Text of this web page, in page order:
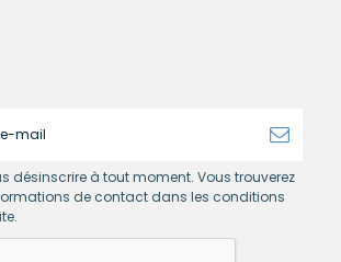
désinscrire à tout moment. Vous trouverez
de contact dans les conditions